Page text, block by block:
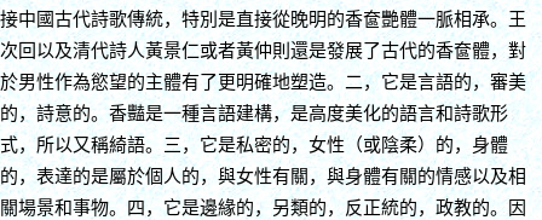
接中國古代詩歌傳統，特別是直接從晚明的香奩艷體一脈相承。王
次回以及清代詩人黃景仁或者黃仲則還是發展了古代的香奩體，對
於男性作為慾望的主體有了更明確地塑造。二，它是言語的，審美
的，詩意的。香豔是一種言語建構，是高度美化的語言和詩歌形
式，所以又稱綺語。三，它是私密的，女性（或陰柔）的，身體
的，表達的是屬於個人的，與女性有關，與身體有關的情感以及相
關場景和事物。四，它是邊緣的，另類的，反正統的，政教的。因